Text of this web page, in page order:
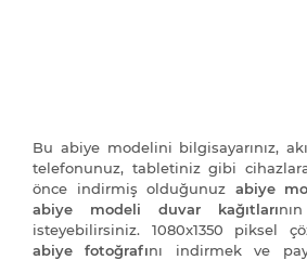
Bu abiye modelini bilgisayarınız,
telefonunuz, tabletiniz gibi
önce indirmiş olduğunuz abiye
abiye modeli duvar kağıtları
isteyebilirsiniz. 1080x1350 piksel
abiye fotoğrafını indirmek ve